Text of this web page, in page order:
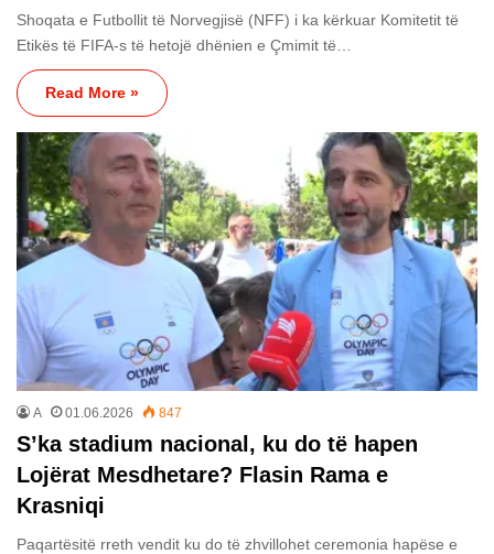
Shoqata e Futbollit të Norvegjisë (NFF) i ka kërkuar Komitetit të
Etikës të FIFA-s të hetojë dhënien e Çmimit të…
Read More »
A 01.06.2026 847
S’ka stadium nacional, ku do të hapen
Lojërat Mesdhetare? Flasin Rama e
Krasniqi
Paqartësitë rreth vendit ku do të zhvillohet ceremonia hapëse e